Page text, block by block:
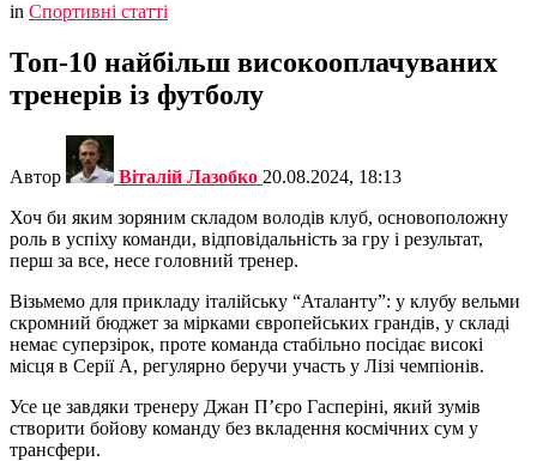
in Спортивні статті
Топ-10 найбільш високооплачуваних
тренерів із футболу
Автор Віталій Лазобко 20.08.2024, 18:13
Хоч би яким зоряним складом володів клуб, основоположну
роль в успіху команди, відповідальність за гру і результат,
перш за все, несе головний тренер.
Візьмемо для прикладу італійську “Аталанту”: у клубу вельми
скромний бюджет за мірками європейських грандів, у складі
немає суперзірок, проте команда стабільно посідає високі
місця в Серії А, регулярно беручи участь у Лізі чемпіонів.
Усе це завдяки тренеру Джан П’єро Гасперіні, який зумів
створити бойову команду без вкладення космічних сум у
трансфери.